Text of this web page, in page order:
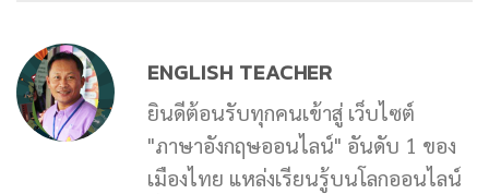
ENGLISH TEACHER
ยินดีต้อนรับทุกคนเข้าสู่ เว็บไซต์
"ภาษาอังกฤษออนไลน์" อันดับ 1 ของ
เมืองไทย แหล่งเรียนรู้บนโลกออนไลน์